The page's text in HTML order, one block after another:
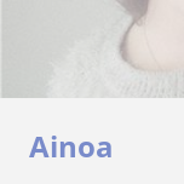
Ainoa